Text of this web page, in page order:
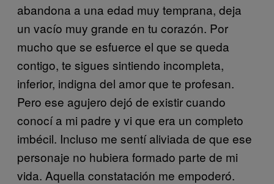
abandona a una edad muy temprana, deja
un vacío muy grande en tu corazón. Por
mucho que se esfuerce el que se queda
contigo, te sigues sintiendo incompleta,
inferior, indigna del amor que te profesan.
Pero ese agujero dejó de existir cuando
conocí a mi padre y vi que era un completo
imbécil. Incluso me sentí aliviada de que ese
personaje no hubiera formado parte de mi
vida. Aquella constatación me empoderó.